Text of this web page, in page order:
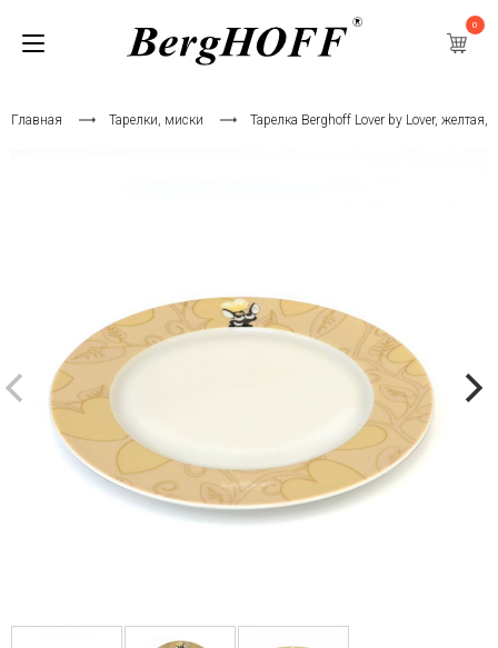
0
Главная Тарелки, миски Тарелка Berghoff Lover by Lover,